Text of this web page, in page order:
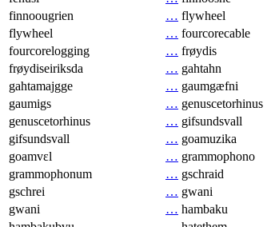
finnoougrien
… flywheel
flywheel
… fourcorecable
fourcorelogging
… frøydis
frøydiseiriksda
… gahtahn
gahtamajgge
… gaumgæfni
gaumigs
… genuscetorhinus
genuscetorhinus
… gifsundsvall
gifsundsvall
… goamuzika
goamvɛl
… grammophono
grammophonum
… gschraid
gschrei
… gwani
gwani
… hambaku